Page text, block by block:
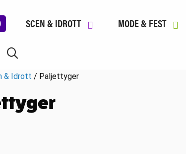
SCEN & IDROTT MODE & FEST
& Idrott / Paljettyger